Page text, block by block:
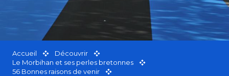
Accueil
Découvrir
Le Morbihan et ses perles bretonnes
56 Bonnes raisons de venir